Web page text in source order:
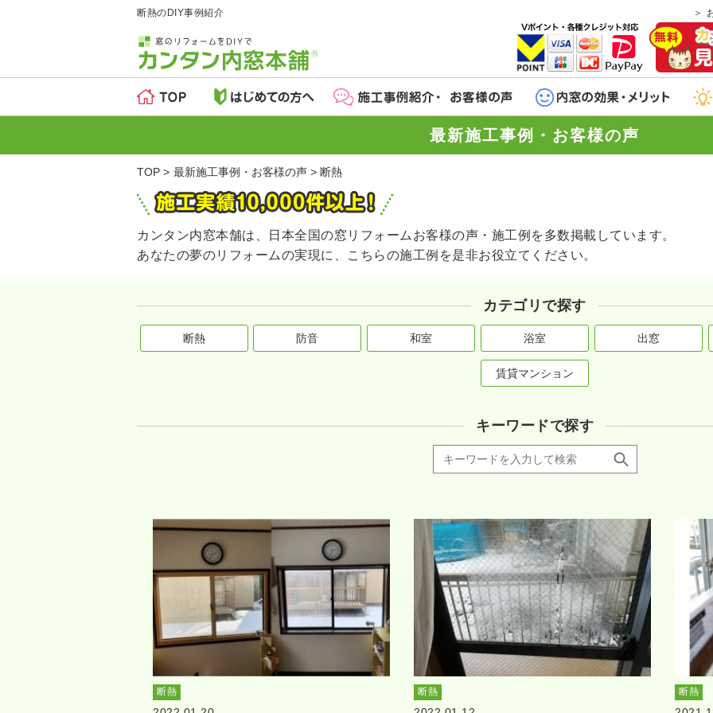
断熱のDIY事例紹介
最新施工事例・お客様の声
TOP 最新施工事例・お客様の声 断熱
カンタン内窓本舗は、日本全国の窓リフォームお客様の声・施工例を多数掲載しています。
あなたの夢のリフォームの実現に、こちらの施工例を是非お役立てください。
カテゴリで探す
断熱 防音 和室 浴室 出窓
賃貸マンション
キーワードで探す
断熱 断熱 断熱